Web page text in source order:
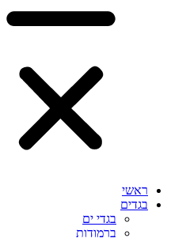
ראשי
בגדים
בגדי ים
ברמודות